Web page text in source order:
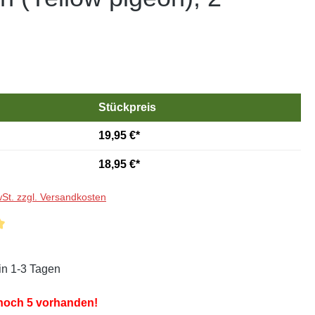
Stückpreis
19,95 €*
18,95 €*
zzgl. Versandkosten
Bewertung von 5 von 5 Sternen
1-3 Tagen
5 vorhanden!